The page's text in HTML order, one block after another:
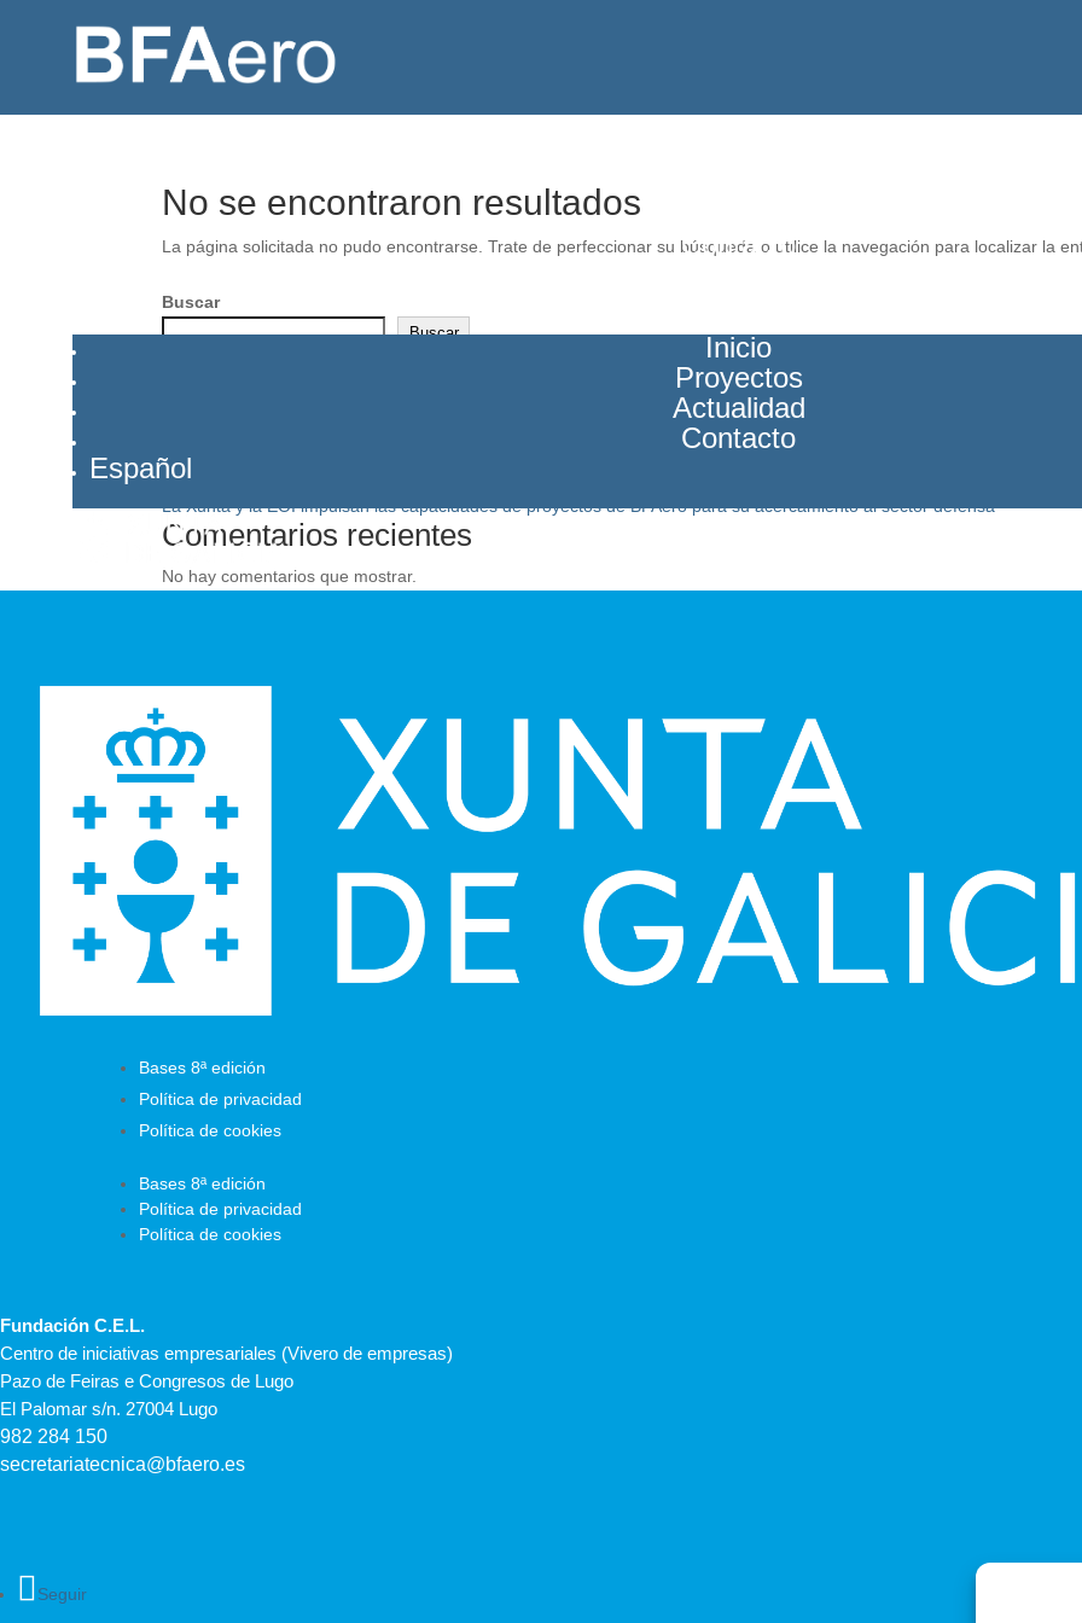
Inicio
Contacto
Inicio
Proyectos
Actualidad
Contacto
Español
No se encontraron resultados
La página solicitada no pudo encontrarse. Trate de perfeccionar su búsqueda o utilice la navegación para localizar la
Buscar
Buscar
Propiedad Industrial: la ventaja competitiva que multiplica el valor de una startup
La Xunta reúne en la Oficina Económica de Galicia en Madrid a startups de BFAero con 18 fondos de capital
BFAero apoyó la generación de 310 empleos y 28,6 M€ de volumen de negocio en Galicia
Galicia lleva el modelo BFAero a Europa
La Xunta y la EOI impulsan las capacidades de proyectos de BFAero para su acercamiento al sector defensa
Comentarios recientes
No hay comentarios que mostrar.
Bases 8ª edición
Política de privacidad
Política de cookies
Bases 8ª edición
Política de privacidad
Política de cookies
Fundación C.E.L.
Centro de iniciativas empresariales (Vivero de empresas)
Pazo de Feiras e Congresos de Lugo
El Palomar s/n. 27004 Lugo
982 284 150
secretariatecnica@bfaero.es
Seguir